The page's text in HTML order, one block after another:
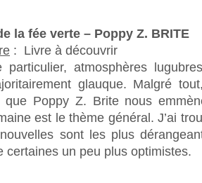
la fée verte – Poppy Z. BRITE
: Livre à découvrir
particulier, atmosphères
glauque. Malgré
que Poppy Z. Brite nous
est le thème général. J’ai
sont les plus
certaines un peu plus optimistes.